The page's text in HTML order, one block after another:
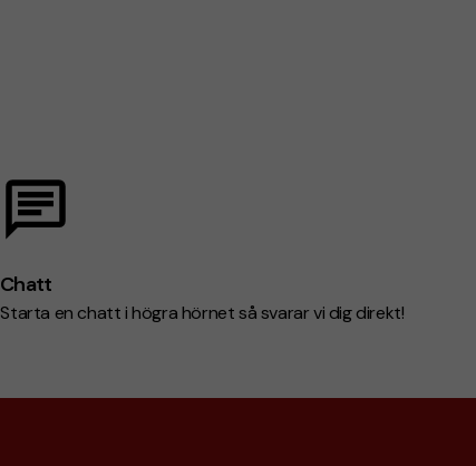
Chatt
Starta en chatt i högra hörnet så svarar vi dig direkt!